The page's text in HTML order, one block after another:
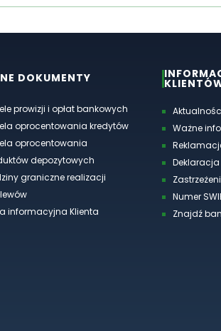
DOKUMENTY
prowizji i opłat bankowych
oprocentowania kredytów
oprocentowania
depozytowych
graniczne realizacji
informacyjna Klienta
Ważne
Numer
Znajdź